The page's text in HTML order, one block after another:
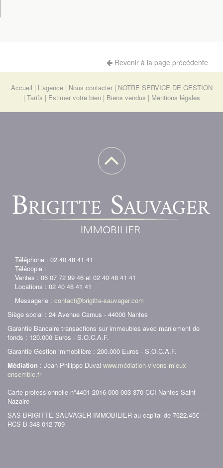
Revenir à la page précédente
Accueil L'agence Nous contacter
NOTRE SERVICE DE GESTION
Tarifs
Estimer votre bien Biens vendus Mentions légales
Téléphone : 02 40 48 41 41
Télécopie :
Ventes : 06 07 72 99 46 et 02 40 48 41 41
Locations : 02 40 48 41 41
Messagerie : contact@brigitte-sauvager.com
Siège social : 24 Avenue Camus - 44000 Nantes
Garantie Bancaire transactions sur immeubles avec maniement de
fonds : 120.000 Euros - S.O.C.A.F.
Garantie Gestion immobilière : 200.000 Euros - S.O.C.A.F.
Médiation : Jean-Philippe Duval www.médiation-vivons-mieux-
ensemble.fr
Carte professionnelle n°4401 2016 000 003 370 CCI Nantes Saint-
Nazaire
SAS BRIGITTE SAUVAGER IMMOBILIER au capital de 7622.45€ -
RCS B 348 012 709